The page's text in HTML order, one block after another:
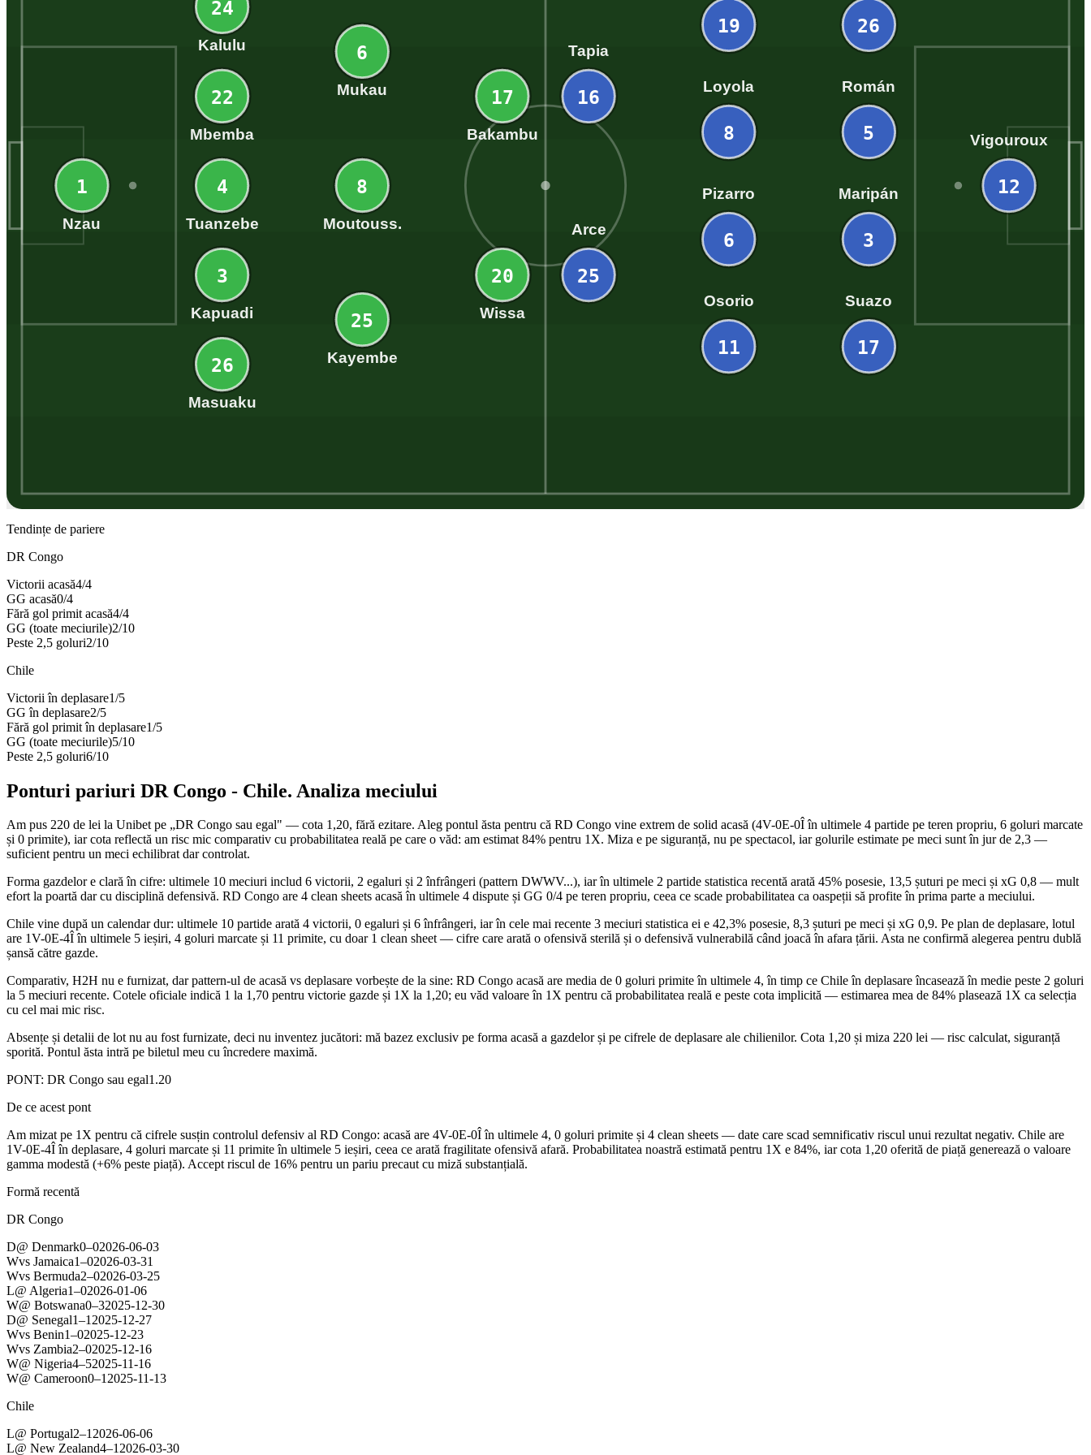
1
Nzau
24
Kalulu
22
Mbemba
4
Tuanzebe
3
Kapuadi
26
Masuaku
6
Mukau
8
Moutouss.
25
Kayembe
17
Bakambu
20
Wissa
12
Vigouroux
26
5
Román
3
Maripán
17
Suazo
19
8
Loyola
6
Pizarro
11
Osorio
16
Tapia
25
Arce
Tendințe de pariere
DR Congo
Victorii acasă4/4
GG acasă0/4
Fără gol primit acasă4/4
GG (toate meciurile)2/10
Peste 2,5 goluri2/10
Chile
Victorii în deplasare1/5
GG în deplasare2/5
Fără gol primit în deplasare1/5
GG (toate meciurile)5/10
Peste 2,5 goluri6/10
Ponturi pariuri DR Congo - Chile. Analiza meciului
Am pus 220 de lei la Unibet pe „DR Congo sau egal" — cota 1,20, fără ezitare. Aleg pontul ăsta pentru că RD Congo vine extrem de solid acasă (4V-0E-0Î în ultimele 4 partide pe teren propriu, 6 goluri marcate
și 0 primite), iar cota reflectă un risc mic comparativ cu probabilitatea reală pe care o văd: am estimat 84% pentru 1X. Miza e pe siguranță, nu pe spectacol, iar golurile estimate pe meci sunt în jur de 2,3 —
suficient pentru un meci echilibrat dar controlat.
Forma gazdelor e clară în cifre: ultimele 10 meciuri includ 6 victorii, 2 egaluri și 2 înfrângeri (pattern DWWV...), iar în ultimele 2 partide statistica recentă arată 45% posesie, 13,5 șuturi pe meci și xG 0,8 — mult
efort la poartă dar cu disciplină defensivă. RD Congo are 4 clean sheets acasă în ultimele 4 dispute și GG 0/4 pe teren propriu, ceea ce scade probabilitatea ca oaspeții să profite în prima parte a meciului.
Chile vine după un calendar dur: ultimele 10 partide arată 4 victorii, 0 egaluri și 6 înfrângeri, iar în cele mai recente 3 meciuri statistica ei e 42,3% posesie, 8,3 șuturi pe meci și xG 0,9. Pe plan de deplasare, lotul
are 1V-0E-4Î în ultimele 5 ieșiri, 4 goluri marcate și 11 primite, cu doar 1 clean sheet — cifre care arată o ofensivă sterilă și o defensivă vulnerabilă când joacă în afara țării. Asta ne confirmă alegerea pentru dublă
șansă către gazde.
Comparativ, H2H nu e furnizat, dar pattern-ul de acasă vs deplasare vorbește de la sine: RD Congo acasă are media de 0 goluri primite în ultimele 4, în timp ce Chile în deplasare încasează în medie peste 2 goluri
la 5 meciuri recente. Cotele oficiale indică 1 la 1,70 pentru victorie gazde și 1X la 1,20; eu văd valoare în 1X pentru că probabilitatea reală e peste cota implicită — estimarea mea de 84% plasează 1X ca selecția
cu cel mai mic risc.
Absențe și detalii de lot nu au fost furnizate, deci nu inventez jucători: mă bazez exclusiv pe forma acasă a gazdelor și pe cifrele de deplasare ale chilienilor. Cota 1,20 și miza 220 lei — risc calculat, siguranță
sporită. Pontul ăsta intră pe biletul meu cu încredere maximă.
PONT: DR Congo sau egal1.20
De ce acest pont
Am mizat pe 1X pentru că cifrele susțin controlul defensiv al RD Congo: acasă are 4V-0E-0Î în ultimele 4, 0 goluri primite și 4 clean sheets — date care scad semnificativ riscul unui rezultat negativ. Chile are
1V-0E-4Î în deplasare, 4 goluri marcate și 11 primite în ultimele 5 ieșiri, ceea ce arată fragilitate ofensivă afară. Probabilitatea noastră estimată pentru 1X e 84%, iar cota 1,20 oferită de piață generează o valoare
gamma modestă (+6% peste piață). Accept riscul de 16% pentru un pariu precaut cu miză substanțială.
Formă recentă
DR Congo
D@ Denmark0–02026-06-03
Wvs Jamaica1–02026-03-31
Wvs Bermuda2–02026-03-25
L@ Algeria1–02026-01-06
W@ Botswana0–32025-12-30
D@ Senegal1–12025-12-27
Wvs Benin1–02025-12-23
Wvs Zambia2–02025-12-16
W@ Nigeria4–52025-11-16
W@ Cameroon0–12025-11-13
Chile
L@ Portugal2–12026-06-06
L@ New Zealand4–12026-03-30